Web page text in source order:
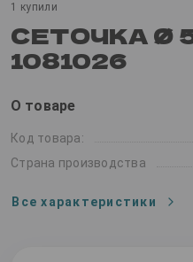
1 купили
СЕТОЧКА Ø
1081026
О товаре
Код товара:
Страна производства
Все характеристики